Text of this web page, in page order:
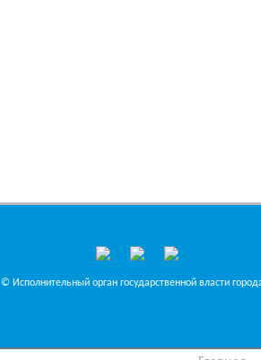
© Исполнительный орган государственной власти